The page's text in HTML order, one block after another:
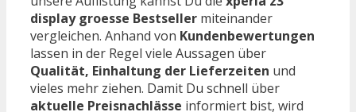
display groesse Bestseller miteinander
vergleichen. Anhand von Kundenbewertungen
lassen in der Regel viele Aussagen über
Qualität, Einhaltung der Lieferzeiten und
vieles mehr ziehen. Damit Du schnell über
aktuelle Preisnachlässe informiert bist, wird